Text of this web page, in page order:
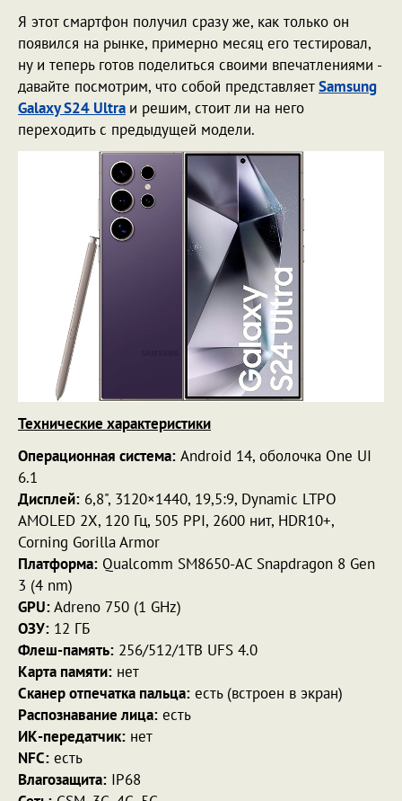
Я этот смартфон получил сразу же, как только он
появился на рынке, примерно месяц его тестировал,
ну и теперь готов поделиться своими впечатлениями -
давайте посмотрим, что собой представляетSamsung
Galaxy S24 Ultra и решим, стоит ли на него
переходить с предыдущей модели.
Технические характеристики
Операционная система: Android 14, оболочка One UI
6.1
Дисплей: 6,8", 3120×1440, 19,5:9, Dynamic LTPO
AMOLED 2X, 120 Гц, 505 PPI, 2600 нит, HDR10+,
Corning Gorilla Armor
Платформа: Qualcomm SM8650-AC Snapdragon 8 Gen
3 (4 nm)
GPU:Adreno 750 (1 GHz)
ОЗУ: 12 ГБ
Флеш-память: 256/512/1TB UFS 4.0
Карта памяти: нет
Сканер отпечатка пальца: есть (встроен в экран)
Распознавание лица: есть
ИК-передатчик: нет
NFC: есть
Влагозащита: IP68